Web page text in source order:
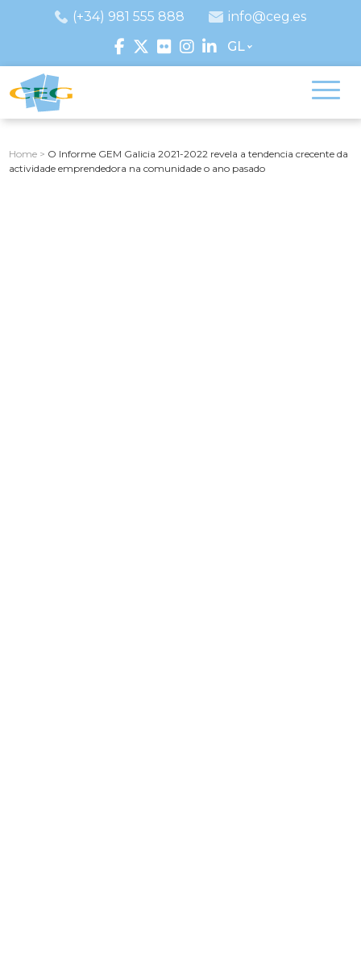
(+34) 981 555 888
info@ceg.es
GL
Home > O Informe GEM Galicia 2021-2022 revela a tendencia crecente da
actividade emprendedora na comunidade o ano pasado